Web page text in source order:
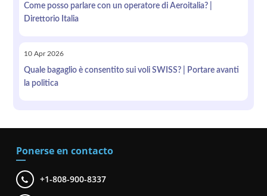
Come posso parlare con un operatore di Aeroitalia? |
Direttorio Italia
10 Apr 2026
Quale bagaglio è consentito sui voli SWISS? | Portare avanti
la politica
Ponerse en contacto
+1-808-900-8337